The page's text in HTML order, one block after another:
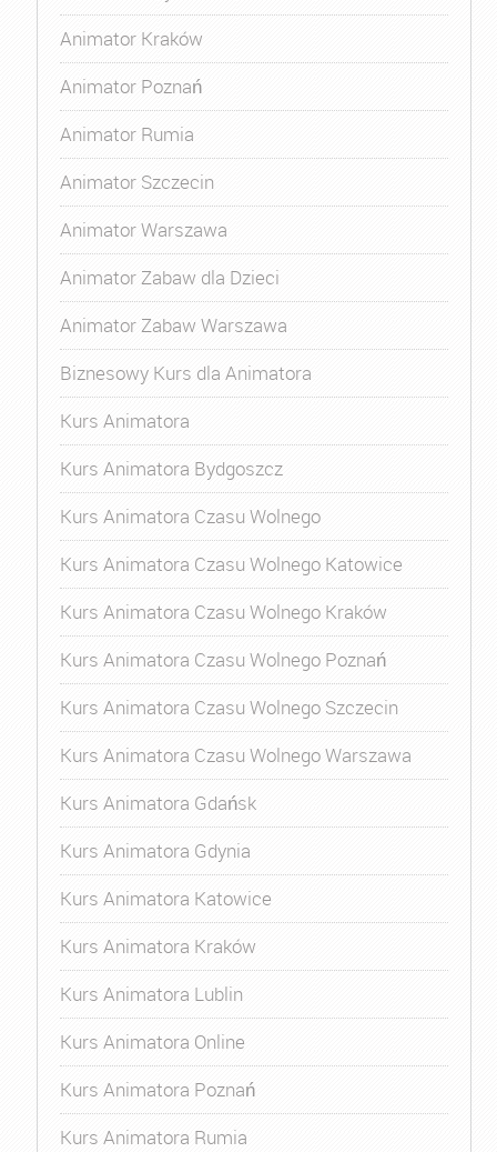
Animator Kraków
Animator Poznań
Animator Rumia
Animator Szczecin
Animator Warszawa
Animator Zabaw dla Dzieci
Animator Zabaw Warszawa
Biznesowy Kurs dla Animatora
Kurs Animatora
Kurs Animatora Bydgoszcz
Kurs Animatora Czasu Wolnego
Kurs Animatora Czasu Wolnego Katowice
Kurs Animatora Czasu Wolnego Kraków
Kurs Animatora Czasu Wolnego Poznań
Kurs Animatora Czasu Wolnego Szczecin
Kurs Animatora Czasu Wolnego Warszawa
Kurs Animatora Gdańsk
Kurs Animatora Gdynia
Kurs Animatora Katowice
Kurs Animatora Kraków
Kurs Animatora Lublin
Kurs Animatora Online
Kurs Animatora Poznań
Kurs Animatora Rumia